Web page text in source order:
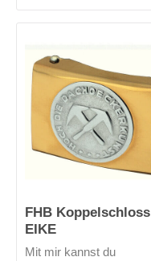
FHB Koppelschloss
EIKE
Mit mir kannst du